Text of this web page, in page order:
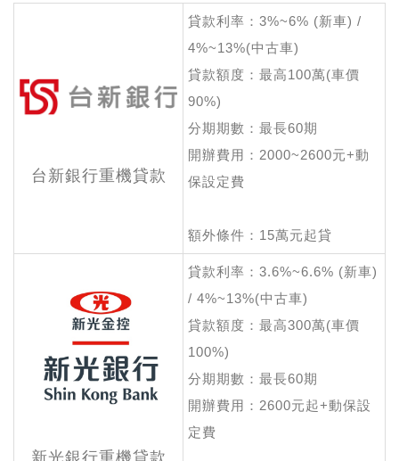
台新銀行重機貸款
貸款利率：3%~6% (新車) /
4%~13%(中古車)
貸款額度：最高100萬(車價
90%)
分期期數：最長60期
開辦費用：2000~2600元+動
保設定費
額外條件：15萬元起貸
貸款利率：3.6%~6.6% (新車)
/ 4%~13%(中古車)
貸款額度：最高300萬(車價
100%)
分期期數：最長60期
開辦費用：2600元起+動保設
定費